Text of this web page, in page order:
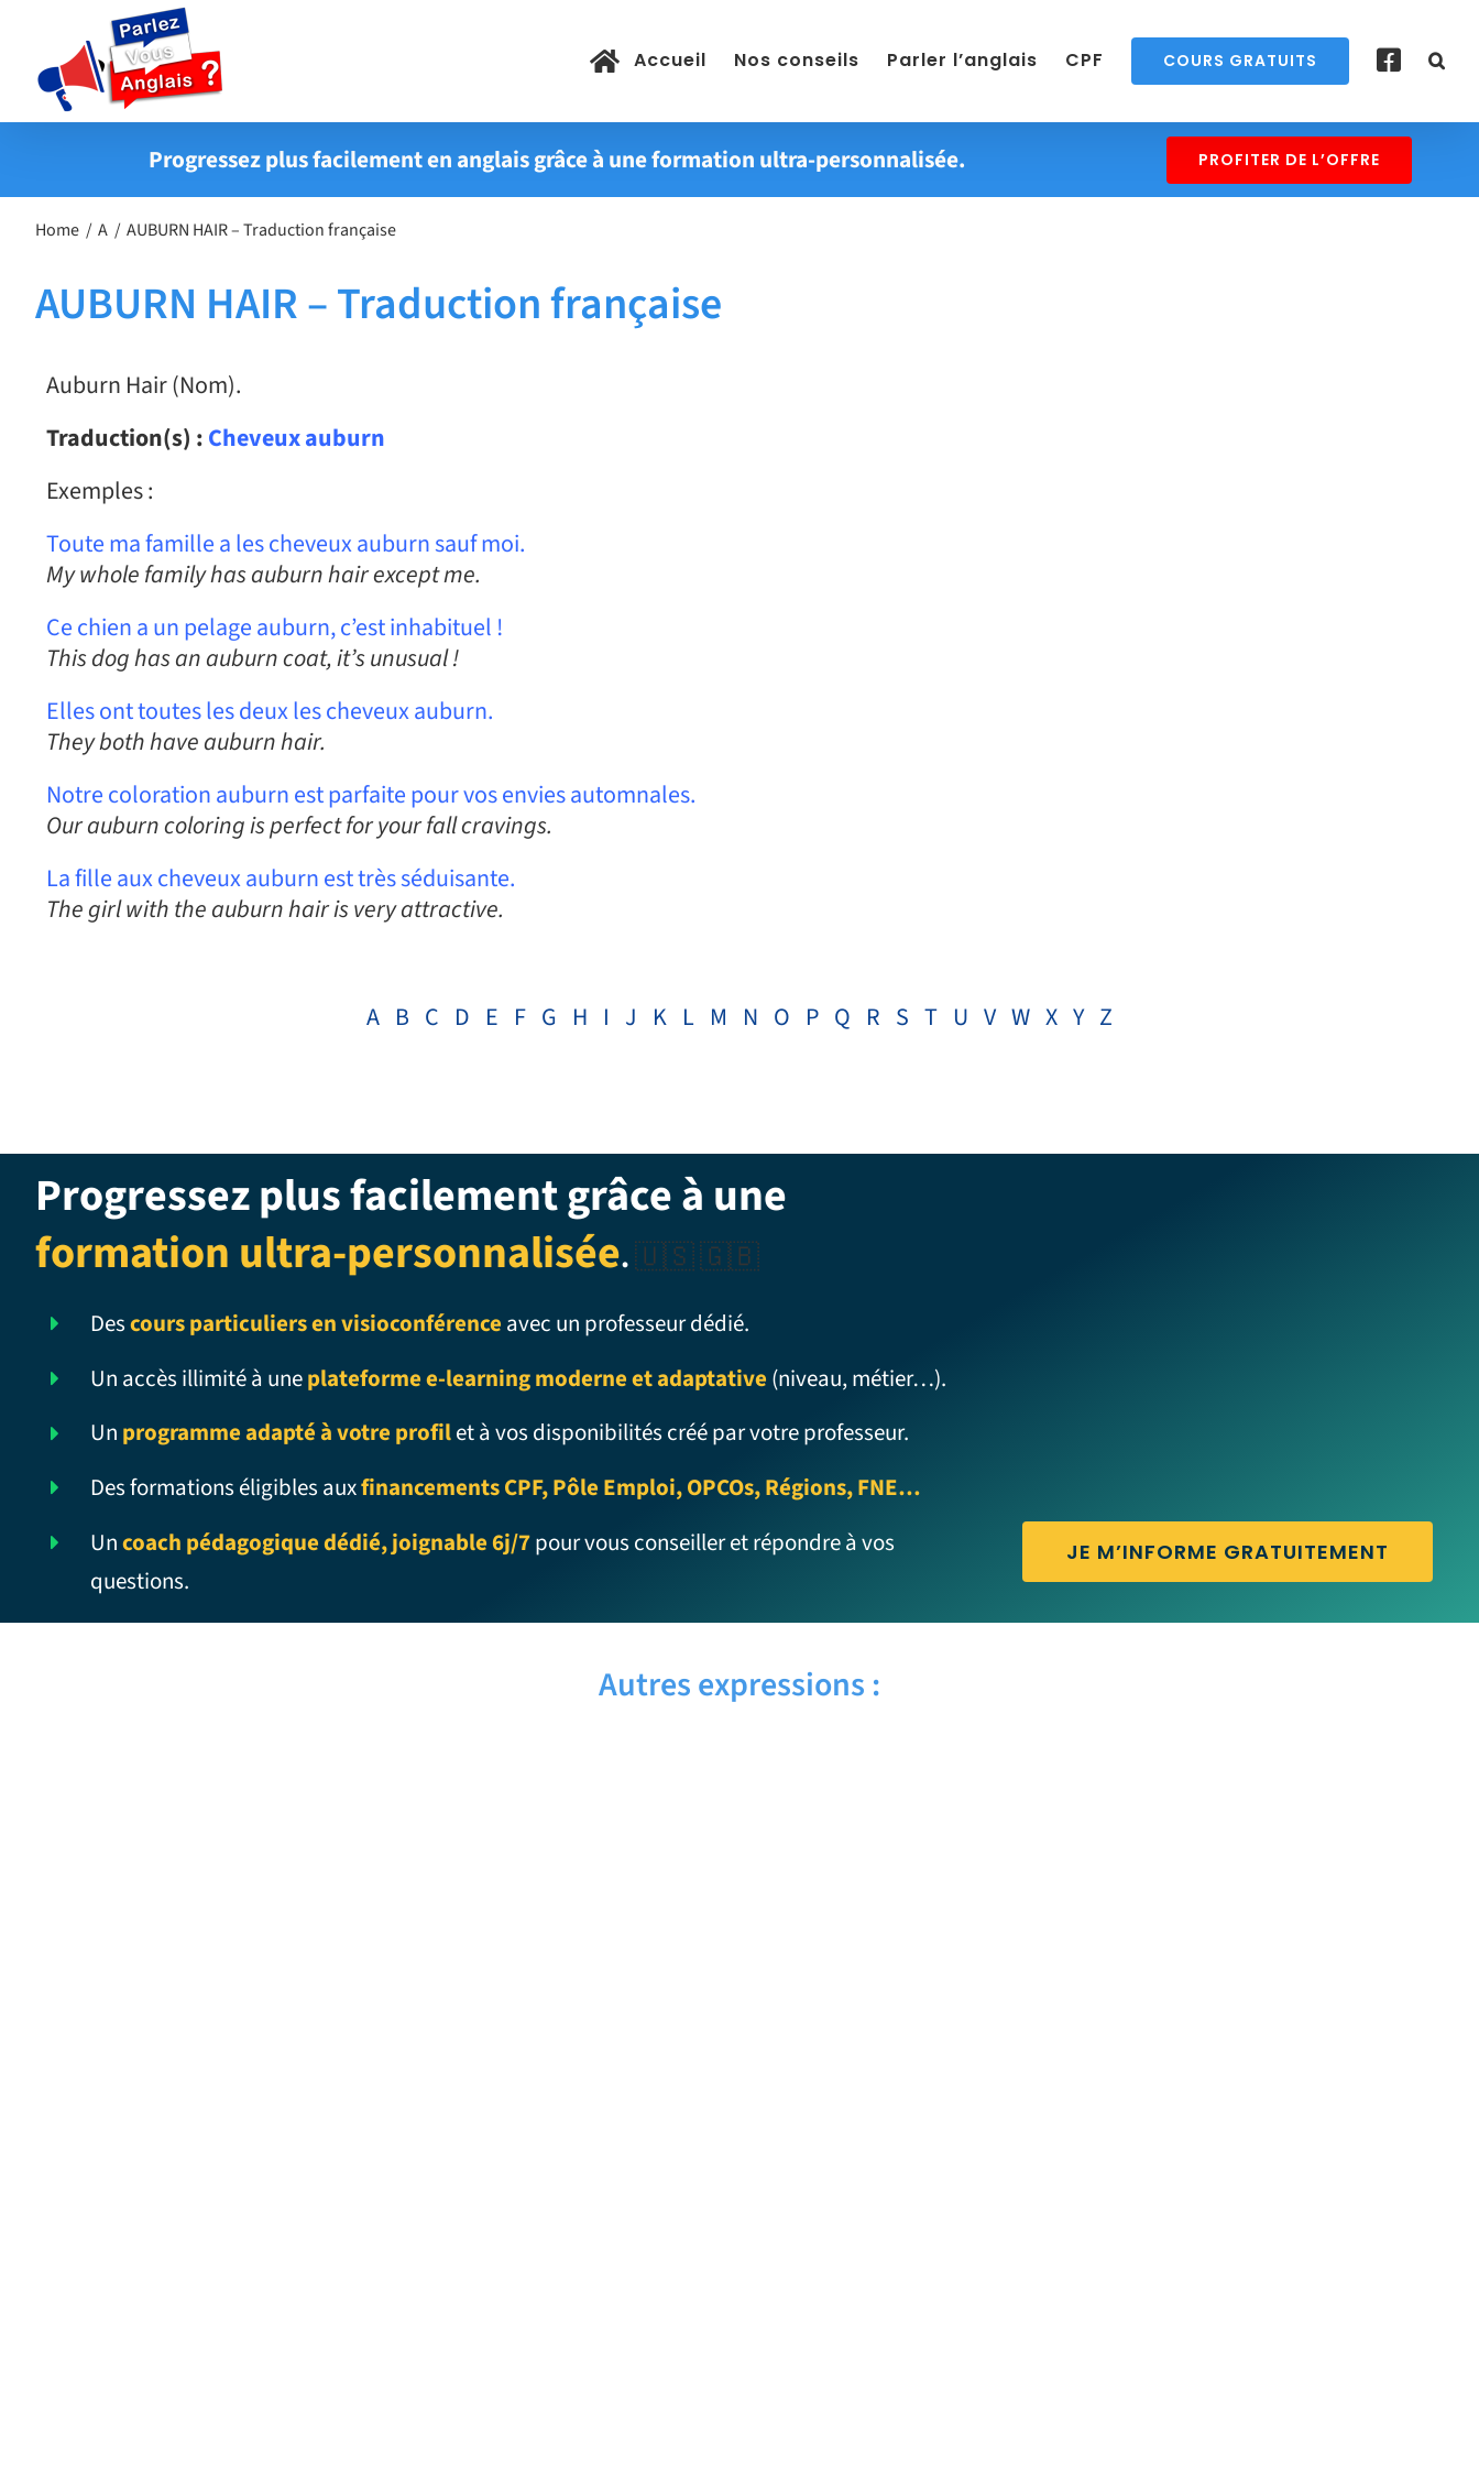
contenu
Accueil Nos conseils Parler l’anglais CPF COURS GRATUITS
Progressez plus facilement en anglais grâce à une formation ultra-personnalisée. PROFITER DE L’OFFRE
Home A AUBURN HAIR – Traduction française
AUBURN HAIR – Traduction française
Auburn Hair (Nom).
Traduction(s) :Cheveux auburn
Exemples :
Toute ma famille a les cheveux auburn sauf moi.
My whole family has auburn hair except me.
Ce chien a un pelage auburn, c’est inhabituel !
This dog has an auburn coat, it’s unusual !
Elles ont toutes les deux les cheveux auburn.
They both have auburn hair.
Notre coloration auburn est parfaite pour vos envies automnales.
Our auburn coloring is perfect for your fall cravings.
La fille aux cheveux auburn est très séduisante.
The girl with the auburn hair is very attractive.
A B C D E F G H I J K L M N O P Q R S T U V W X Y Z
Progressez plus facilement grâce à une
formation ultra-personnalisée.🇺🇸 🇬🇧
Descours particuliers en visioconférence avec un professeur dédié.
Un accès illimité à uneplateforme e-learning moderne et adaptative (niveau, métier…).
Un programme adapté à votre profilet à vos disponibilités créé par votre professeur.
Des formations éligibles auxfinancements CPF, Pôle Emploi, OPCOs, Régions, FNE…
Uncoach pédagogique dédié, joignable 6j/7pour vous conseiller et répondre à vos
questions.
JE M’INFORME GRATUITEMENT
Autres expressions :